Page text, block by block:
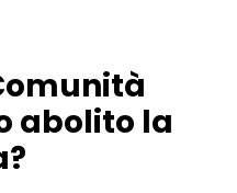
abolito la